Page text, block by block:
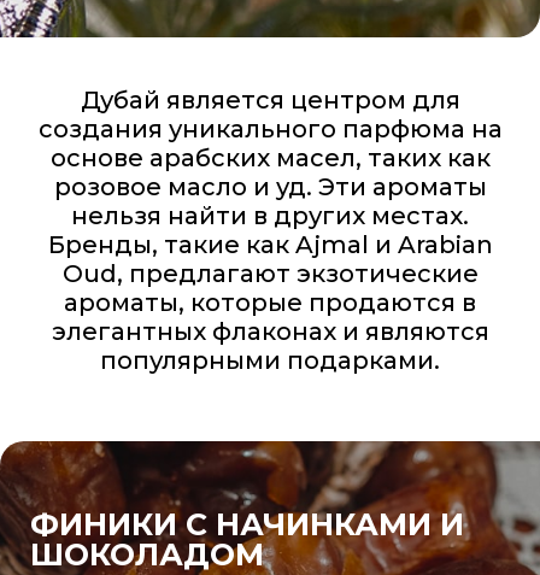
Дубай является центром для
создания уникального парфюма на
основе арабских масел, таких как
розовое масло и уд. Эти ароматы
нельзя найти в других местах.
Бренды, такие как Ajmal и Arabian
Oud, предлагают экзотические
ароматы, которые продаются в
элегантных флаконах и являются
популярными подарками.
ФИНИКИ С НАЧИНКАМИ И
ШОКОЛАДОМ